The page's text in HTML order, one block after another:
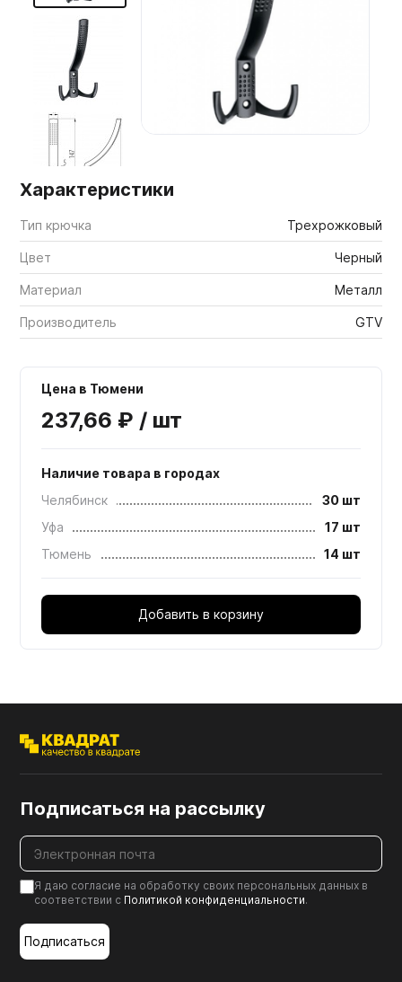
Мебельные образцы, каталоги
Характеристики
Тип крючка Трехрожковый
Цвет Черный
Материал Металл
Производитель GTV
Цена в Тюмени
237,66 ₽ / шт
Наличие товара в городах
Челябинск
30 шт
Уфа
17 шт
Тюмень
14 шт
Добавить в корзину
Подписаться на рассылку
Я даю согласие на обработку своих персональных данных в
соответствии с Политикой конфиденциальности.
Подписаться